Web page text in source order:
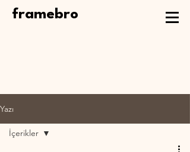
framebro
Yazı
İçerikler